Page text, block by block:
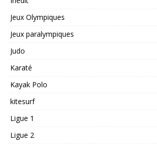
Jeux Olympiques
Jeux paralympiques
Judo
Karaté
Kayak Polo
kitesurf
Ligue 1
Ligue 2